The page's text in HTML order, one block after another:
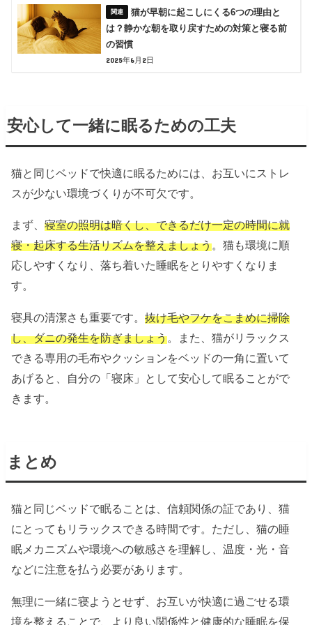
猫が早朝に起こしにくる6つの理由と
は？静かな朝を取り戻すための対策と寝る前
の習慣
2025年6月2日
安心して一緒に眠るための工夫
猫と同じベッドで快適に眠るためには、お互いにストレ
スが少ない環境づくりが不可欠です。
まず、寝室の照明は暗くし、できるだけ一定の時間に就
寝・起床する生活リズムを整えましょう。猫も環境に順
応しやすくなり、落ち着いた睡眠をとりやすくなりま
す。
寝具の清潔さも重要です。抜け毛やフケをこまめに掃除
し、ダニの発生を防ぎましょう 。また、猫がリラックス
できる専用の毛布やクッションをベッドの一角に置いて
あげると、自分の「寝床」として安心して眠ることがで
きます。
まとめ
猫と同じベッドで眠ることは、信頼関係の証であり、猫
にとってもリラックスできる時間です。ただし、猫の睡
眠メカニズムや環境への敏感さを理解し、温度・光・音
などに注意を払う必要があります。
無理に一緒に寝ようとせず、お互いが快適に過ごせる環
境を整えることで、より良い関係性と健康的な睡眠を保